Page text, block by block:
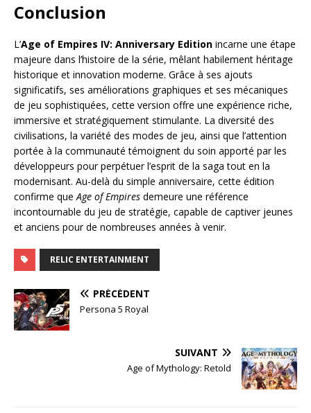
Conclusion
L’Age of Empires IV: Anniversary Edition incarne une étape
majeure dans l’histoire de la série, mêlant habilement héritage
historique et innovation moderne. Grâce à ses ajouts
significatifs, ses améliorations graphiques et ses mécaniques
de jeu sophistiquées, cette version offre une expérience riche,
immersive et stratégiquement stimulante. La diversité des
civilisations, la variété des modes de jeu, ainsi que l’attention
portée à la communauté témoignent du soin apporté par les
développeurs pour perpétuer l’esprit de la saga tout en la
modernisant. Au-delà du simple anniversaire, cette édition
confirme queAge of Empires demeure une référence
incontournable du jeu de stratégie, capable de captiver jeunes
et anciens pour de nombreuses années à venir.
RELIC ENTERTAINMENT
PRÉCÉDENT
Persona 5 Royal
SUIVANT
Age of Mythology: Retold